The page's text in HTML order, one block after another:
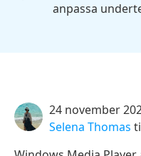
anpassa
24 november
Selena Thomas